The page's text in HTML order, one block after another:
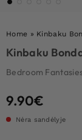
Home » Kinbaku
Kinbaku
Bedroom Fantasies
9.90€
Nėra sandėlyje